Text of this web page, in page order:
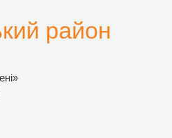
район